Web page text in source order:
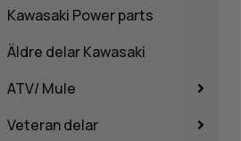
Kawasaki Power parts
Äldre delar Kawasaki
ATV/ Mule
Veteran delar